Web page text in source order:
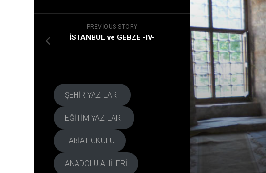
KAİNATA
MEKTUP
?
PREVIOUS STORY
İSTANBUL ve GEBZE -IV-
ŞEHİR YAZILARI
EĞİTİM YAZILARI
TABİAT OKULU
ANADOLU AHİLERİ